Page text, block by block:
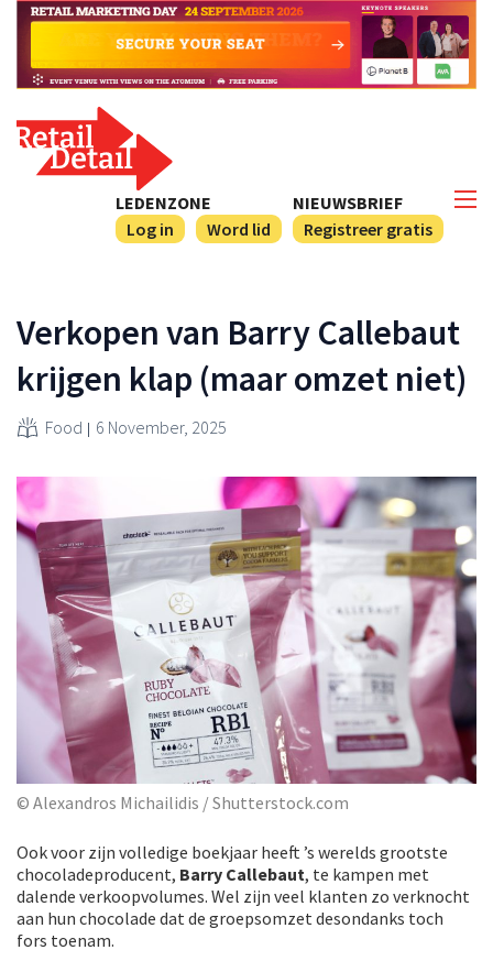
NIEUWSBRIEF
Registreer gratis
LEDENZONE
Log in
Word lid
Verkopen van Barry Callebaut
krijgen klap (maar omzet niet)
Food 6 November, 2025
© Alexandros Michailidis / Shutterstock.com
Ook voor zijn volledige boekjaar heeft ’s werelds grootste
chocoladeproducent, Barry Callebaut, te kampen met
dalende verkoopvolumes. Wel zijn veel klanten zo verknocht
aan hun chocolade dat de groepsomzet desondanks toch
fors toenam.